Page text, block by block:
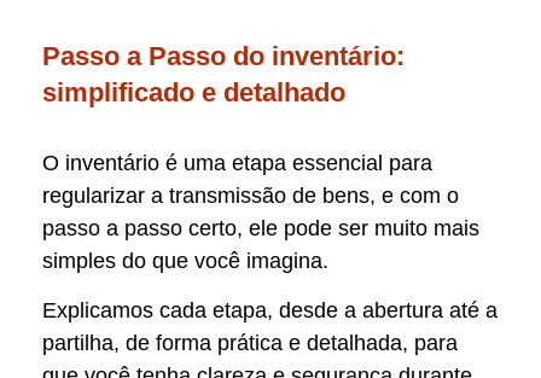
Passo a Passo do inventário:
simplificado e detalhado
O inventário é uma etapa essencial para
regularizar a transmissão de bens, e com o
passo a passo certo, ele pode ser muito mais
simples do que você imagina.
Explicamos cada etapa, desde a abertura até a
partilha, de forma prática e detalhada, para